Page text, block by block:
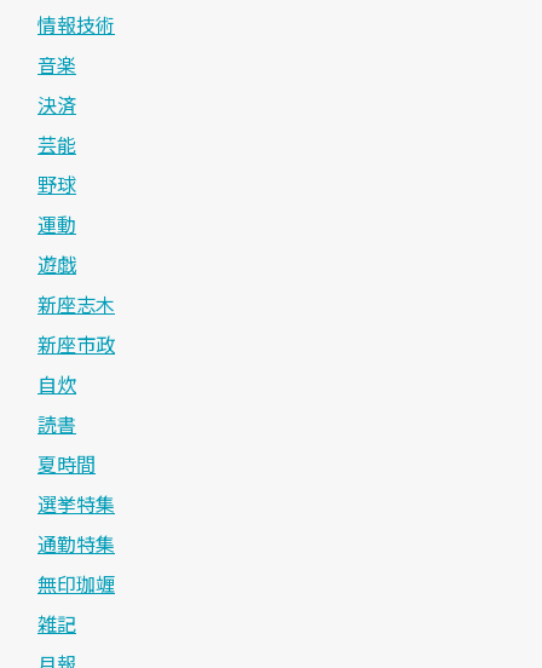
情報技術
音楽
決済
芸能
野球
運動
遊戯
新座志木
新座市政
自炊
読書
夏時間
選挙特集
通勤特集
無印珈竰
雑記